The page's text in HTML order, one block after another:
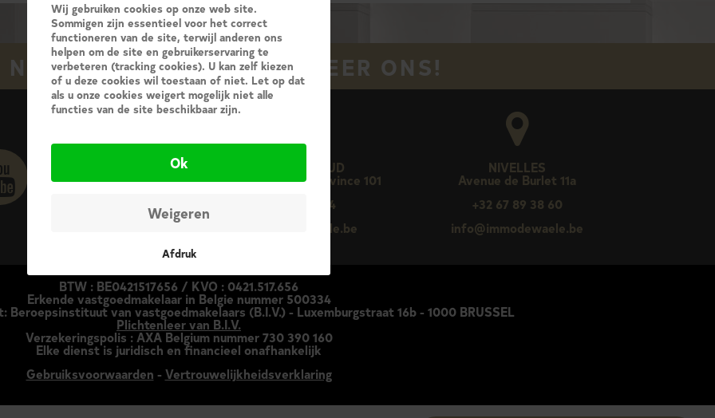
NOG VRAGEN ? CONTACTEER ONS!
BRAINE-L'ALLEUD
Avenue de la Belle Province 101
+32 2 380 73 74
info@immodewaele.be
NIVELLES
Avenue de Burlet 11a
+32 67 89 38 60
info@immodewaele.be
BTW : BE0421517656 / KVO : 0421.517.656
Erkende vastgoedmakelaar in Belgie nummer 500334
Beroepsinstituut van vastgoedmakelaars (B.I.V.) - Luxemburgstraat 16b - 1000 BRUSSEL
Plichtenleer van B.I.V.
Verzekeringspolis : AXA Belgium nummer 730 390 160
Elke dienst is juridisch en financieel onafhankelijk
Gebruiksvoorwaarden - Vertrouwelijkheidsverklaring
Wij gebruiken cookies op onze web site.
Sommigen zijn essentieel voor het correct
functioneren van de site, terwijl anderen ons
helpen om de site en gebruikerservaring te
verbeteren (tracking cookies). U kan zelf kiezen
of u deze cookies wil toestaan of niet. Let op dat
als u onze cookies weigert mogelijk niet alle
functies van de site beschikbaar zijn.
Ok
Weigeren
Afdruk